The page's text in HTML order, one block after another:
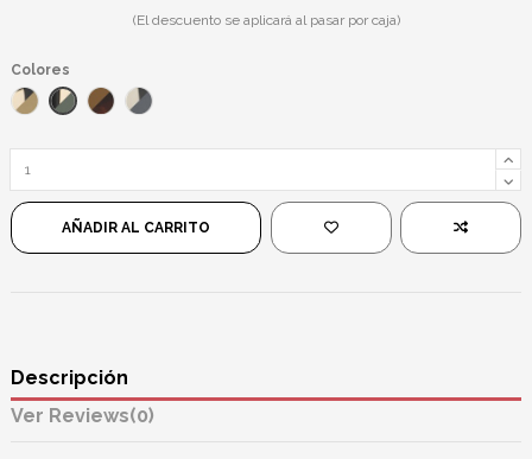
(El descuento se aplicará al pasar por caja)
Colores
Dorado Negro/Marrón
Dorado Negro/Verde
Leopardo/Marrón
Plateado Negro/Negro
AÑADIR AL CARRITO
Descripción
Reviews(0)